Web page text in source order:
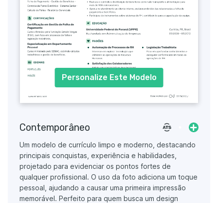
Personalize Este Modelo
Contemporâneo
Um modelo de currículo limpo e moderno, destacando
principais conquistas, experiência e habilidades,
projetado para evidenciar os pontos fortes de
qualquer profissional. O uso da foto adiciona um toque
pessoal, ajudando a causar uma primeira impressão
memorável. Perfeito para quem busca um design